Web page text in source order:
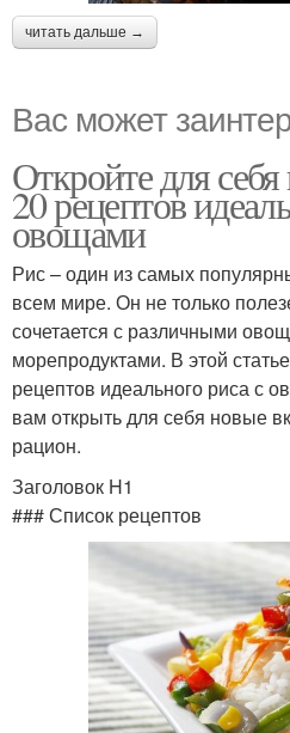
читать дальше →
Вас может
Откройте для
20 рецептов
овощами
Рис – один из самых
всем мире. Он не только
сочетается с различными
морепродуктами. В этой
рецептов идеального риса с
вам открыть для себя новые
рацион.
Заголовок H1
### Список рецептов